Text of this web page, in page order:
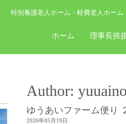
特別養護老人ホーム・軽費老人ホー
ホーム 理事長挨
Author:
ゆうあいファーム便り
2026年05月19日